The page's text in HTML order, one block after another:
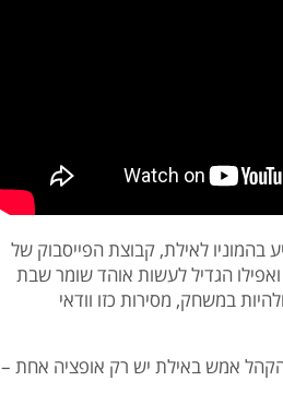
לאילת, קבוצת הפייסבוק של
הגדיל לעשות אוהד שומר שבת
לאחר צאת השבת) ולהיות במשחק, מסירות כזו וודאי
הקהל אמש באילת יש רק אופציה אחת –